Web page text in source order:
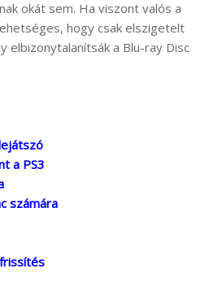
okát sem. Ha viszont valós a
hogy csak elszigetelt
elbizonytalanítsák a Blu-ray Disc
a PS3
számára